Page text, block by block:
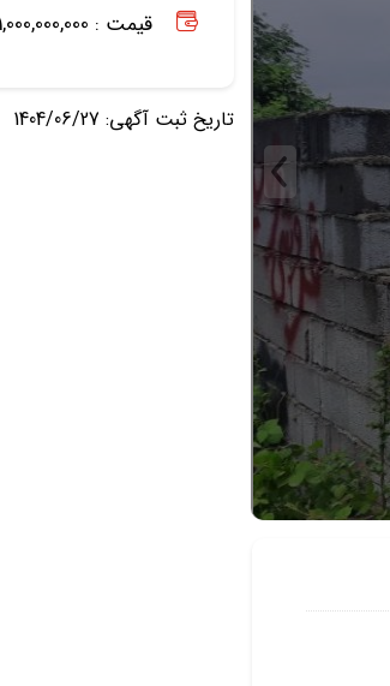
قیمت : 1,000,000,000 تومان /
تاریخ ثبت آگهی: 1404/06/27